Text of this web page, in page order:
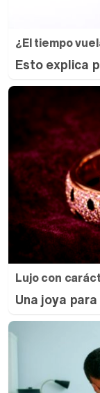
¿El tiempo
Esto explica
Lujo con
Una joya